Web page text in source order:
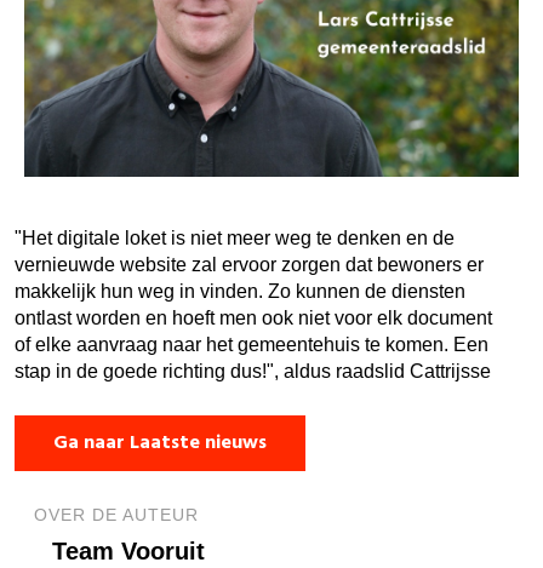
"Het digitale loket is niet meer weg te denken en de
vernieuwde website zal ervoor zorgen dat bewoners er
makkelijk hun weg in vinden. Zo kunnen de diensten
ontlast worden en hoeft men ook niet voor elk document
of elke aanvraag naar het gemeentehuis te komen. Een
stap in de goede richting dus!", aldus raadslid Cattrijsse
Ga naar Laatste nieuws
OVER DE AUTEUR
Team Vooruit